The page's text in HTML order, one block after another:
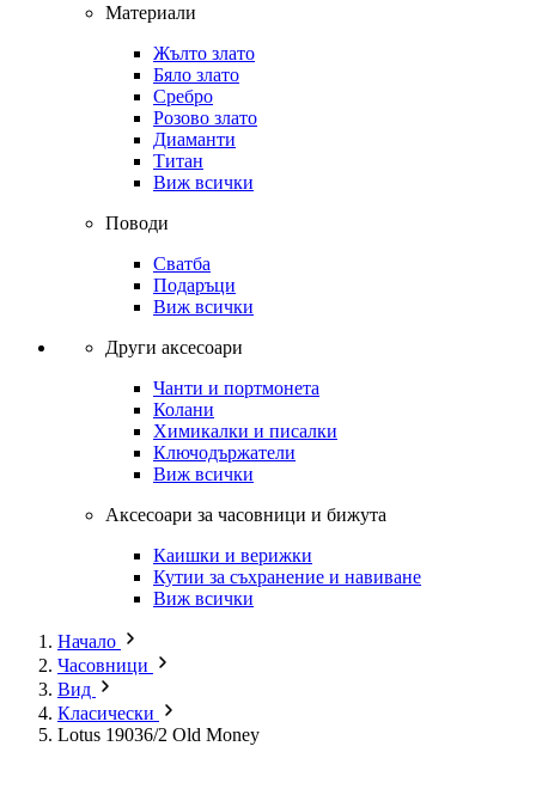
Материали
Жълто злато
Бяло злато
Сребро
Розово злато
Диаманти
Титан
Виж всички
Поводи
Сватба
Подаръци
Виж всички
Други аксесоари
Чанти и портмонета
Колани
Химикалки и писалки
Ключодържатели
Виж всички
Аксесоари за часовници и бижута
Каишки и верижки
Кутии за съхранение и навиване
Виж всички
Начало
Часовници
Вид
Класически
Lotus 19036/2 Old Money